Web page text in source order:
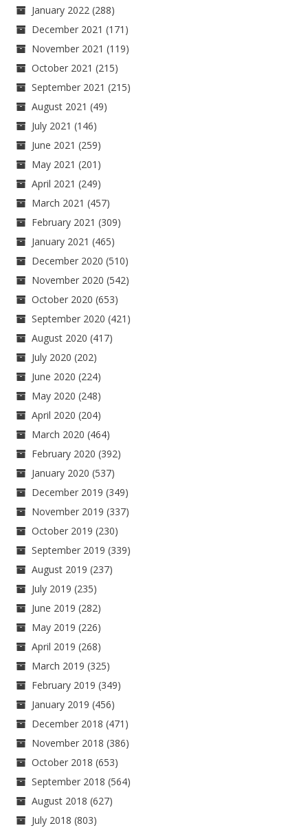
January 2022 (288)
December 2021 (171)
November 2021 (119)
October 2021 (215)
September 2021 (215)
August 2021 (49)
July 2021 (146)
June 2021 (259)
May 2021 (201)
April 2021 (249)
March 2021 (457)
February 2021 (309)
January 2021 (465)
December 2020 (510)
November 2020 (542)
October 2020 (653)
September 2020 (421)
August 2020 (417)
July 2020 (202)
June 2020 (224)
May 2020 (248)
April 2020 (204)
March 2020 (464)
February 2020 (392)
January 2020 (537)
December 2019 (349)
November 2019 (337)
October 2019 (230)
September 2019 (339)
August 2019 (237)
July 2019 (235)
June 2019 (282)
May 2019 (226)
April 2019 (268)
March 2019 (325)
February 2019 (349)
January 2019 (456)
December 2018 (471)
November 2018 (386)
October 2018 (653)
September 2018 (564)
August 2018 (627)
July 2018 (803)